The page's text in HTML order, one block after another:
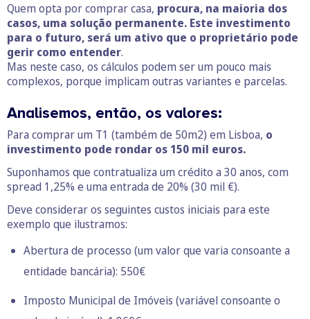
Quem opta por comprar casa, procura, na maioria dos
casos, uma solução permanente. Este investimento
para o futuro, será um ativo que o proprietário pode
gerir como entender.
Mas neste caso, os cálculos podem ser um pouco mais
complexos, porque implicam outras variantes e parcelas.
Analisemos, então, os valores:
Para comprar um T1 (também de 50m2) em Lisboa, o
investimento pode rondar os 150 mil euros.
Suponhamos que contratualiza um crédito a 30 anos, com
spread 1,25% e uma entrada de 20% (30 mil €).
Deve considerar os seguintes custos iniciais para este
exemplo que ilustramos:
Abertura de processo (um valor que varia consoante a
entidade bancária): 550€
Imposto Municipal de Imóveis (variável consoante o